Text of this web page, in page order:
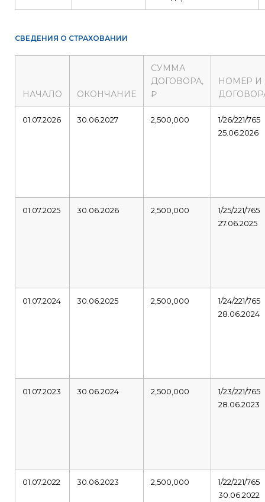
СВЕДЕНИЯ О СТРАХОВАНИИ
НАЧАЛО ОКОНЧАНИЕ
СУММА
ДОГОВОРА,
₽
НОМЕР И
01.07.2026 30.06.2027 2,500,000
1/26/221/765
25.06.2026
01.07.2025 30.06.2026 2,500,000
1/25/221/765
27.06.2025
01.07.2024 30.06.2025 2,500,000
1/24/221/765
28.06.2024
01.07.2023 30.06.2024 2,500,000
1/23/221/765
28.06.2023
01.07.2022 30.06.2023 2,500,000
1/22/221/765
30.06.2022